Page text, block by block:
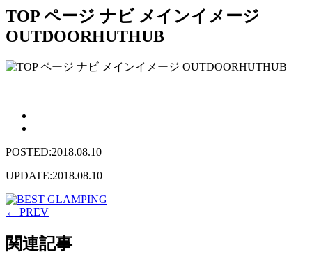
TOP ページ ナビ メインイメージ
OUTDOORHUTHUB
POSTED:2018.08.10
UPDATE:2018.08.10
← PREV
関連記事